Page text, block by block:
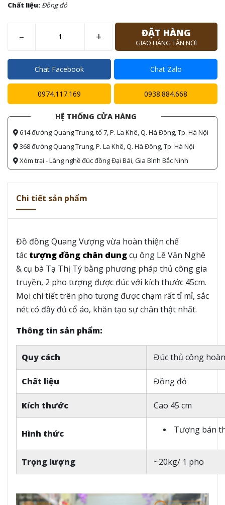
Chất liệu: Đồng đỏ
– + ĐẶT HÀNG
GIAO HÀNG TẬN NƠI
Chat Facebook Chat Zalo
0974.117.169 0938.884.668
HỆ THỐNG CỬA HÀNG
614 đường Quang Trung, tổ 7, P. La Khê, Q. Hà Đông, Tp. Hà Nội
368 đường Quang Trung, P. La Khê, Q. Hà Đông, Tp. Hà Nội
Xóm trại - Làng nghề đúc đồng Đại Bái, Gia Bình Bắc Ninh
Chi tiết sản phẩm
Đồ đồng Quang Vượng vừa hoàn thiện chế
tác tượng đồng chân dungcụ ông Lê Văn Nghê
& cụ bà Tạ Thị Tý bằng phương pháp thủ công gia
truyền, 2 pho tượng được đúc với kích thước 45cm.
Mọi chi tiết trên pho tượng được chạm rất tỉ mỉ, sắc
nét có đầy đủ cổ áo, khăn tạo sự chân thật nhất.
Thông tin sản phẩm:
Quy cách Đúc thủ công
Chất liệu Đồng đỏ
Kích thước Cao 45 cm
Hình thức Tượng bán
Trọng lượng ~20kg/ 1 pho